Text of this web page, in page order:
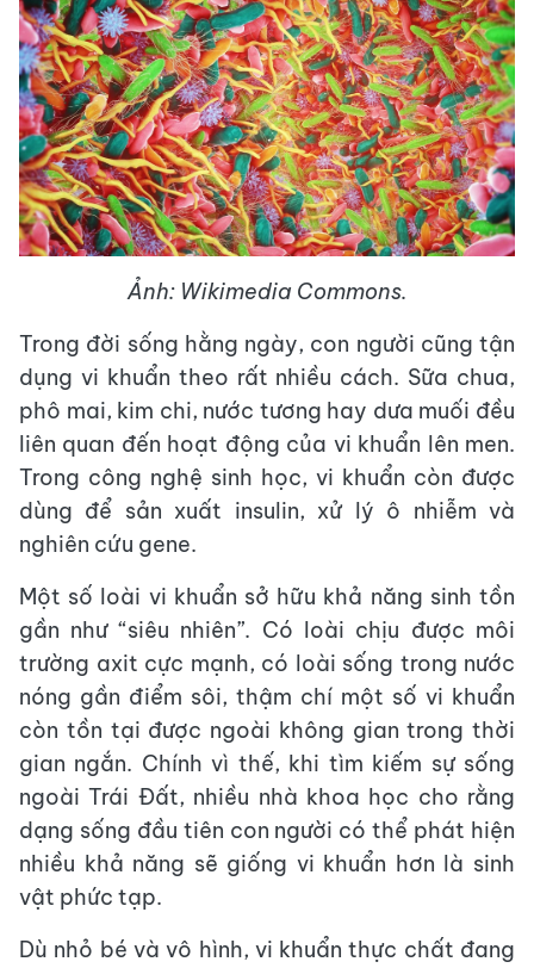
Ảnh: Wikimedia Commons.
Trong đời sống hằng ngày, con người cũng tận
dụng vi khuẩn theo rất nhiều cách. Sữa chua,
phô mai, kim chi, nước tương hay dưa muối đều
liên quan đến hoạt động của vi khuẩn lên men.
Trong công nghệ sinh học, vi khuẩn còn được
dùng để sản xuất insulin, xử lý ô nhiễm và
nghiên cứu gene.
Một số loài vi khuẩn sở hữu khả năng sinh tồn
gần như “siêu nhiên”. Có loài chịu được môi
trường axit cực mạnh, có loài sống trong nước
nóng gần điểm sôi, thậm chí một số vi khuẩn
còn tồn tại được ngoài không gian trong thời
gian ngắn. Chính vì thế, khi tìm kiếm sự sống
ngoài Trái Đất, nhiều nhà khoa học cho rằng
dạng sống đầu tiên con người có thể phát hiện
nhiều khả năng sẽ giống vi khuẩn hơn là sinh
vật phức tạp.
Dù nhỏ bé và vô hình, vi khuẩn thực chất đang